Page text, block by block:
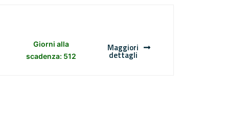
Giorni alla
scadenza: 512
Maggiori
dettagli